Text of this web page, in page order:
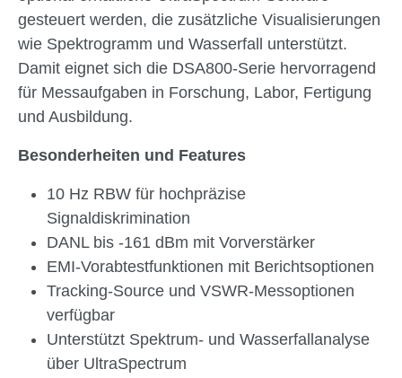
gesteuert werden, die zusätzliche Visualisierungen
wie Spektrogramm und Wasserfall unterstützt.
Damit eignet sich die DSA800-Serie hervorragend
für Messaufgaben in Forschung, Labor, Fertigung
und Ausbildung.
Besonderheiten und Features
10 Hz RBW für hochpräzise
Signaldiskrimination
DANL bis -161 dBm mit Vorverstärker
EMI-Vorabtestfunktionen mit Berichtsoptionen
Tracking-Source und VSWR-Messoptionen
verfügbar
Unterstützt Spektrum- und Wasserfallanalyse
über UltraSpectrum